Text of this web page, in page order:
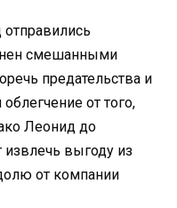
смешанными
предательства и
от того,
Леонид до
извлечь выгоду из
от компании